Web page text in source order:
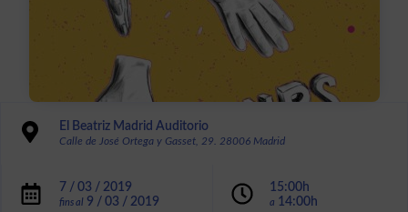
El Beatriz Madrid Auditorio
Calle de José Ortega y Gasset, 29. 28006 Madrid
7 / 03 / 2019
fins al 9 / 03 / 2019
15:00h
a 14:00h